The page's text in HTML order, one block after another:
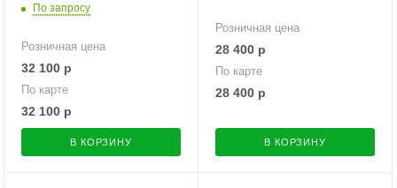
По запросу
Розничная цена
32 100 р
По карте
32 100 р
В КОРЗИНУ
Розничная цена
28 400 р
По карте
28 400 р
В КОРЗИНУ